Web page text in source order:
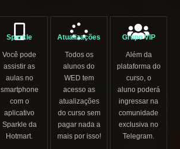
Sparkle
Você pode
assistir as
aulas no
smartphone
com o
aplicativo
Sparkle da
Hotmart.
Atualizações
Todos os
alunos do
WED tem
acesso as
atualizações
do curso sem
pagar nada a
mais por isso!
Grupo VIP
Além da
plataforma do
curso, o
aluno poderá
ingressar na
comunidade
exclusiva no
Telegram.